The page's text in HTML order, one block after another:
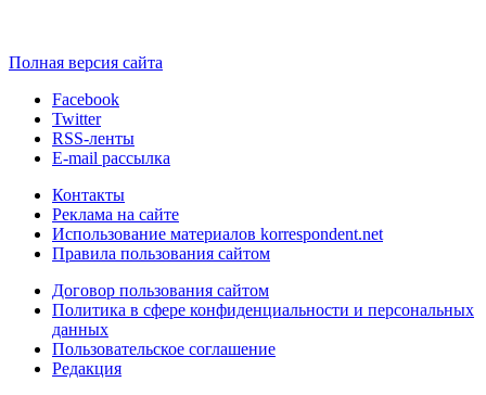
Полная версия сайта
Facebook
Twitter
RSS-ленты
E-mail рассылка
Контакты
Реклама на сайте
Использование материалов korrespondent.net
Правила пользования сайтом
Договор пользования сайтом
Политика в сфере конфиденциальности и персональных
данных
Пользовательское соглашение
Редакция